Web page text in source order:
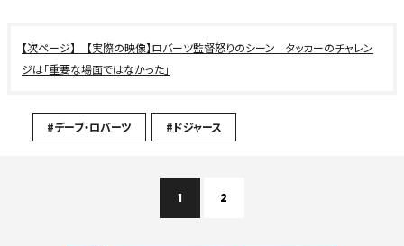
【実際の映像】ロバーツ監督怒りのシーン タッカーのチャレン
ジは「重要な場面ではなかった」
#デーブ・ロバーツ #ドジャース
1 2